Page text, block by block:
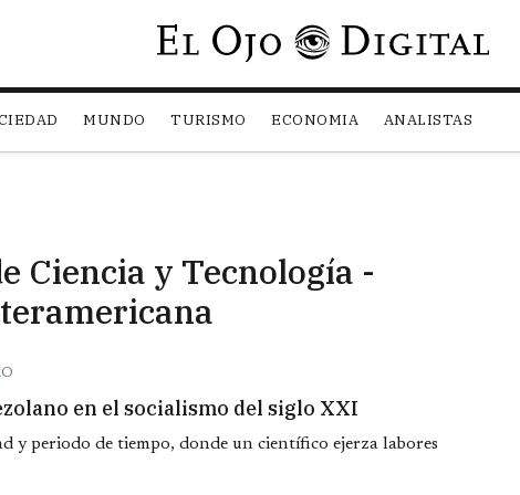
Pasar al contenido principal
MUNDO TURISMO ECONOMIA ANALISTAS
Ciencia y Tecnología -
en el socialismo del siglo XXI
y periodo de tiempo, donde un científico ejerza labores